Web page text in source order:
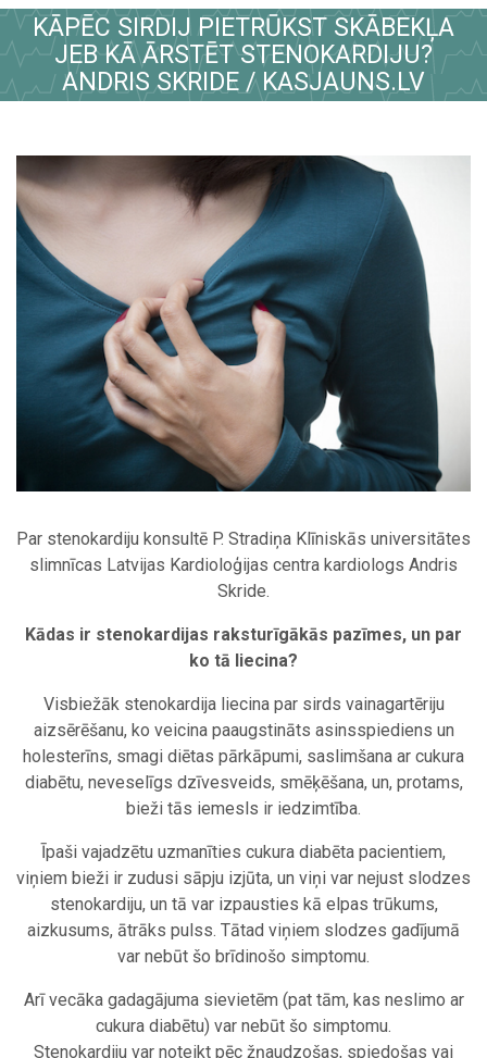
KĀPĒC SIRDIJ PIETRŪKST SKĀBEKĻA
JEB KĀ ĀRSTĒT STENOKARDIJU?
ANDRIS SKRIDE / KASJAUNS.LV
Par stenokardiju konsultē P. Stradiņa Klīniskās universitātes
slimnīcas Latvijas Kardioloģijas centra kardiologs Andris
Skride.
Kādas ir stenokardijas raksturīgākās pazīmes, un par
ko tā liecina?
Visbiežāk stenokardija liecina par sirds vainagartēriju
aizsērēšanu, ko veicina paaugstināts asinsspiediens un
holesterīns, smagi diētas pārkāpumi, saslimšana ar cukura
diabētu, neveselīgs dzīvesveids, smēķēšana, un, protams,
bieži tās iemesls ir iedzimtība.
Īpaši vajadzētu uzmanīties cukura diabēta pacientiem,
viņiem bieži ir zudusi sāpju izjūta, un viņi var nejust slodzes
stenokardiju, un tā var izpausties kā elpas trūkums,
aizkusums, ātrāks pulss. Tātad viņiem slodzes gadījumā
var nebūt šo brīdinošo simptomu.
Arī vecāka gadagājuma sievietēm (pat tām, kas neslimo ar
cukura diabētu) var nebūt šo simptomu.
Stenokardiju var noteikt pēc žņaudzošas, spiedošas vai